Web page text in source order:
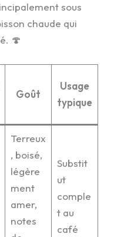
sous
chaude qui
🍄
Goût
Usage
typique
Terreux
, boisé,
légère
ment
amer,
notes
Substit
ut
comple
t au
café